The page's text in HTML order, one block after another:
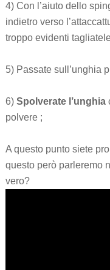
4) Con l’aiuto dello
indietro verso
troppo evidenti
5) Passate sull’unghia
6) Spolverate l’unghia
polvere ;
A questo punto siete
questo però parleremo
vero?